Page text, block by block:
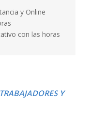
y Online
con las horas
Y